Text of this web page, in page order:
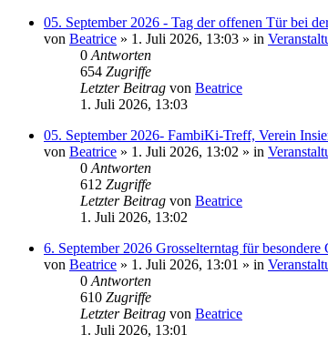
05. September 2026 - Tag der offenen Tür bei
von Beatrice » 1. Juli 2026, 13:03 » in
0 Antworten
654 Zugriffe
Letzter Beitrag von Beatrice
1. Juli 2026, 13:03
05. September 2026- FambiKi-Treff, Verein
von Beatrice » 1. Juli 2026, 13:02 » in
0 Antworten
612 Zugriffe
Letzter Beitrag von Beatrice
1. Juli 2026, 13:02
6. September 2026 Grosselterntag für besondere
von Beatrice » 1. Juli 2026, 13:01 » in
0 Antworten
610 Zugriffe
Letzter Beitrag von Beatrice
1. Juli 2026, 13:01